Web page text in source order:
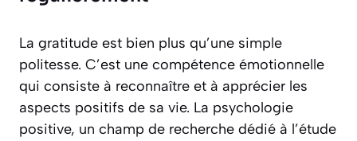
La gratitude est bien plus qu’une simple
politesse. C’est une compétence émotionnelle
qui consiste à reconnaître et à apprécier les
aspects positifs de sa vie. La psychologie
positive, un champ de recherche dédié à l’étude